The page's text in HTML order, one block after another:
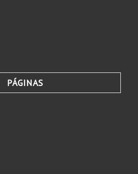
PÁGINAS